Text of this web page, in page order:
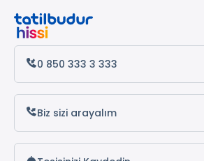
Antalya Otelleri
Alanya Otelleri
Popüler Adana Otelleri
Le Grand Hotel
0 850 333 3 333
Biz sizi arayalım